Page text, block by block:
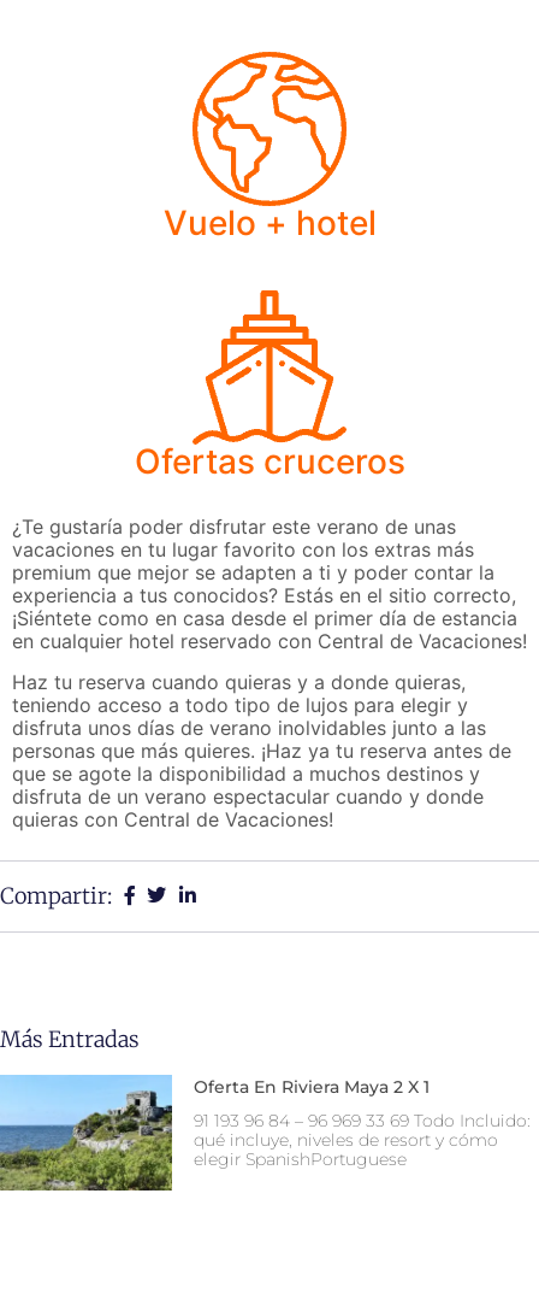
Vuelo + hotel
Ofertas cruceros
¿Te gustaría poder disfrutar este verano de unas
vacaciones en tu lugar favorito con los extras más
premium que mejor se adapten a ti y poder contar la
experiencia a tus conocidos? Estás en el sitio correcto,
¡Siéntete como en casa desde el primer día de estancia
en cualquier hotel reservado con Central de Vacaciones!
Haz tu reserva cuando quieras y a donde quieras,
teniendo acceso a todo tipo de lujos para elegir y
disfruta unos días de verano inolvidables junto a las
personas que más quieres. ¡Haz ya tu reserva antes de
que se agote la disponibilidad a muchos destinos y
disfruta de un verano espectacular cuando y donde
quieras con Central de Vacaciones!
Compartir:
Más Entradas
Oferta En Riviera Maya 2 X 1
91 193 96 84 – 96 969 33 69 Todo Incluido:
qué incluye, niveles de resort y cómo
elegir SpanishPortuguese